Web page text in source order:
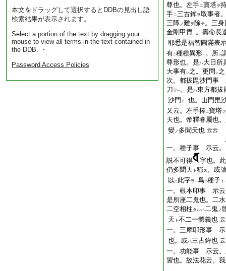
本文をドラッグして選択するとDDBの見出し語
検索結果が表示されます。
Select a portion of the text by dragging your
mouse to view all terms in the text contained in
the DDB. ・
Password Access Policies
尊也。左手ニ寶塔ヲ
手ニ三古鉾ヲ取事者
三障ノ難ヲ 除テ。三
金剛甲冑一。壽命長
耶悉是福智圓滿表
有二種種異形一。所レ
尊形也。是ハ大日所
大事有レ之。更問 レ之
次。都拔毘沙門事
刀 ヲ一。是ハ東方都拔
沙門 ト 一也。山門毘
又云。左手捧二寶塔ヲ
天也。帝釋眷屬也
變ノ 多聞天也 云云
一。種子事 示云。
説不可得
字也。
仍多聞天 ト 稱ス 。或
以 二 此字ヲ一爲二種子 ト
一。根本印事 示云
是所座二鬼也。二
二空相柱 タルハ二鬼ノ
天 ト 不二一體義也
一。三摩耶形事 示
也。或ハ三古鉾也
一。功能事 示云。
習也。故法花云。